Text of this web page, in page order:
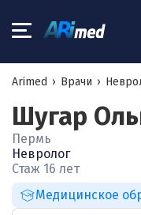
Arimed › Врачи ›
Медицинское
Шугар
Пермь
Невролог
Стаж 16 лет
Ваше имя:*
Ваш телефон:*